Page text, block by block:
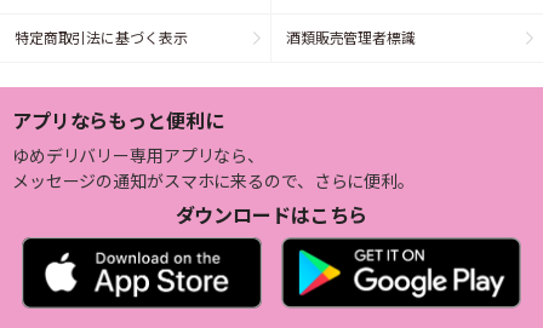
特定商取引法に基づく表示 酒類販売管理者標識
アプリならもっと便利に
ゆめデリバリー専用アプリなら、
メッセージの通知がスマホに来るので、さらに便利。
ダウンロードはこちら